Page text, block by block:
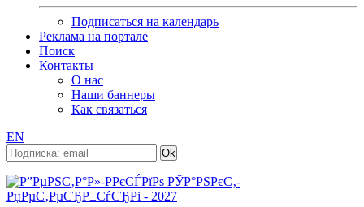
Подписаться на календарь
Реклама на портале
Поиск
Контакты
О нас
Наши баннеры
Как связаться
EN